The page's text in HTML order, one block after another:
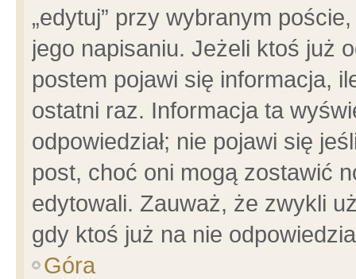
„edytuj” przy wybranym
jego napisaniu. Jeżeli ktoś już
postem pojawi się informacja,
ostatni raz. Informacja ta
odpowiedział; nie pojawi się
post, choć oni mogą zostawić
edytowali. Zauważ, że zwykli
gdy ktoś już na nie
Góra